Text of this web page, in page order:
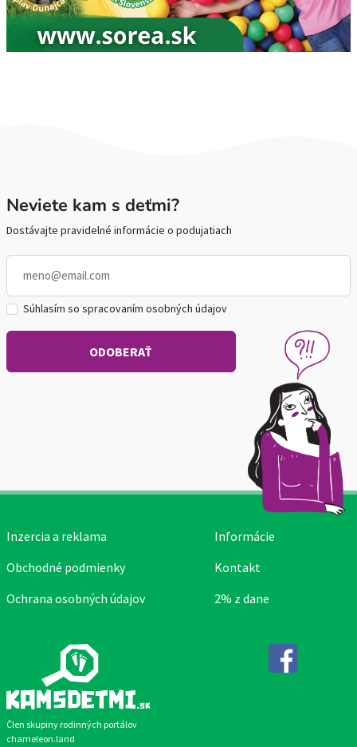
Neviete kam s deťmi?
Dostávajte pravidelné informácie o podujatiach
Súhlasím so spracovaním osobných údajov
Člen skupiny rodinných portálov
chameleon.land
Inzercia a reklama
Obchodné podmienky
Ochrana osobných údajov
Informácie
Kontakt
2% z dane